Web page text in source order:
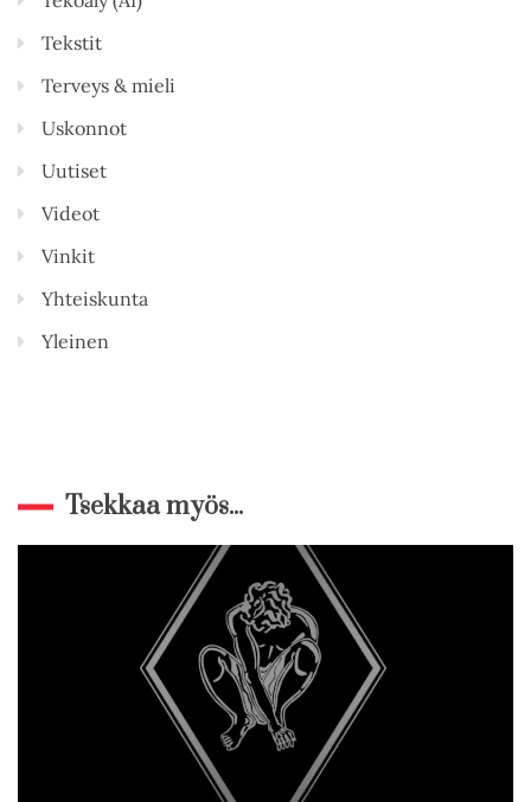
Tekstit
Terveys & mieli
Uskonnot
Uutiset
Videot
Vinkit
Yhteiskunta
Yleinen
Tsekkaa myös...